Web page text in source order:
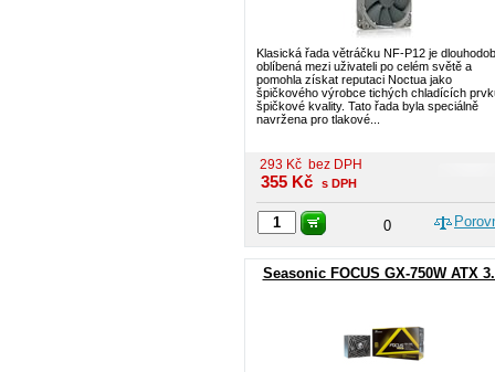
Klasická řada větráčku NF-P12 je
oblíbená mezi uživateli po celém světě a
pomohla získat reputaci Noctua jako
špičkového výrobce tichých chladících
špičkové kvality. Tato řada byla speciálně
navržena pro tlakové...
293 Kč bez DPH
355 Kč s DPH
0
Seasonic FOCUS GX-750W ATX